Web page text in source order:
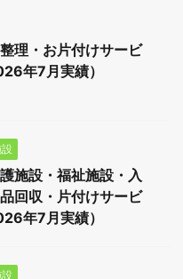
理・お片付けサービ
年7月実績）
施設・福祉施設・入
回収・片付けサービ
年7月実績）